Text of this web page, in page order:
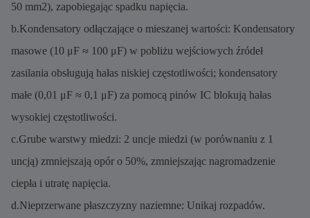
50 mm2), zapobiegając spadku napięcia.
b.Kondensatory odłączające o mieszanej wartości: Kondensatory
masowe (10 μF ≈ 100 μF) w pobliżu wejściowych źródeł
zasilania obsługują hałas niskiej częstotliwości; kondensatory
małe (0,01 μF ≈ 0,1 μF) za pomocą pinów IC blokują hałas
wysokiej częstotliwości.
c.Grube warstwy miedzi: 2 uncje miedzi (w porównaniu z 1
uncją) zmniejszają opór o 50%, zmniejszając nagromadzenie
ciepła i utratę napięcia.
d.Nieprzerwane płaszczyzny naziemne: Unikaj rozpadów.